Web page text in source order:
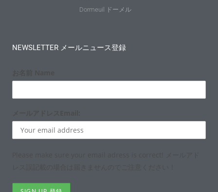
Dormeuil ドーメル
NEWSLETTER メールニュース登録